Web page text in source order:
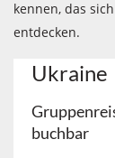
kennen, das
entdecken.
Ukraine
buchbar